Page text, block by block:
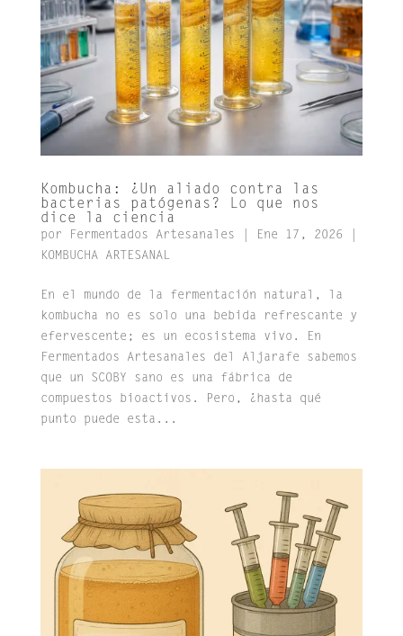
Kombucha: ¿Un aliado contra las
bacterias patógenas? Lo que nos
dice la ciencia
por Fermentados Artesanales Ene 17, 2026
KOMBUCHA ARTESANAL
En el mundo de la fermentación natural, la
kombucha no es solo una bebida refrescante y
efervescente; es un ecosistema vivo. En
Fermentados Artesanales del Aljarafe sabemos
que un SCOBY sano es una fábrica de
compuestos bioactivos. Pero, ¿hasta qué
punto puede esta...